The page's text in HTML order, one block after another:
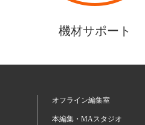
機材サポート
オフライン編集室
本編集・MAスタジオ